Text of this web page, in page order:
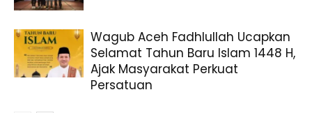
Wagub Aceh Fadhlullah Ucapkan
Selamat Tahun Baru Islam 1448 H,
Ajak Masyarakat Perkuat
Persatuan